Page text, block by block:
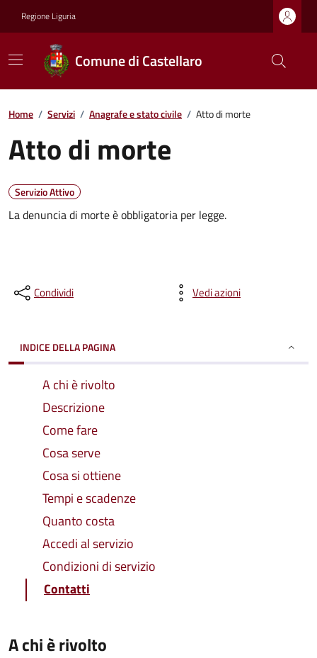
Regione Liguria
Comune di Castellaro
Home / Servizi / Anagrafe e stato civile / Atto di morte
Atto di morte
Servizio Attivo
La denuncia di morte è obbligatoria per legge.
Condividi Vedi azioni
INDICE DELLA PAGINA
A chi è rivolto
Descrizione
Come fare
Cosa serve
Cosa si ottiene
Tempi e scadenze
Quanto costa
Accedi al servizio
Condizioni di servizio
Contatti
A chi è rivolto